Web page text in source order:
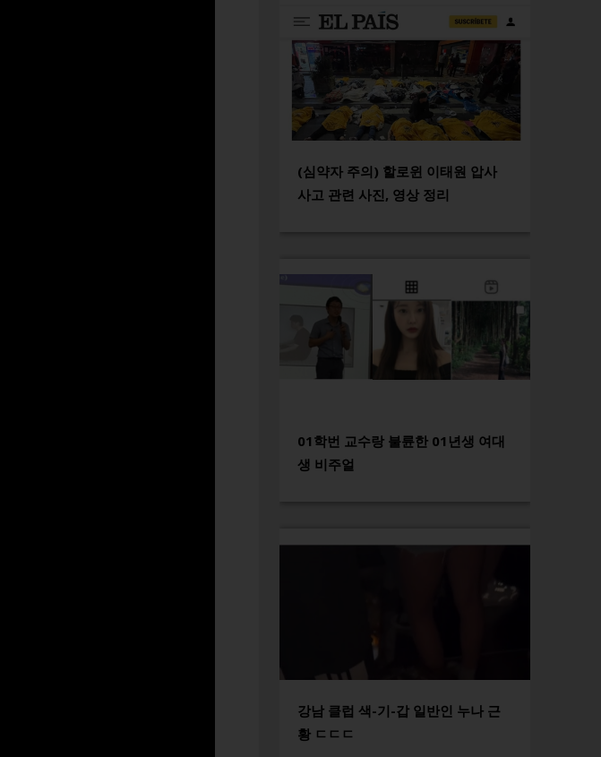
(심약자 주의) 할로윈 이태원 압사
사고 관련 사진, 영상 정리
01학번 교수랑 불륜한 01년생 여대
생 비주얼
강남 클럽 색-기-갑 일반인 누나 근
황 ㄷㄷㄷ